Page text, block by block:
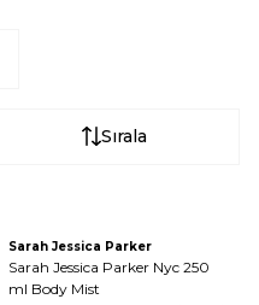
Sırala
Sarah Jessica Parker
Sarah Jessica Parker Nyc 250
ml Body Mist